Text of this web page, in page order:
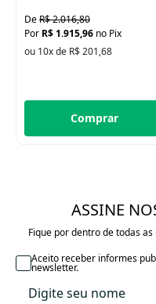
Certificações ISO 9001, ISO
Tamanho: 120 Ø cm
PRODUTO DELICADO –
Retirar da máquina de lavar
Não deixe o produto úmido
as cores.
R$ 2.016,80
R$ 1.915,96 no Pix
ou 10x de R$ 201,68
Comprar
ASSINE
Fique por dentro de todas
Aceito receber informes
newsletter.